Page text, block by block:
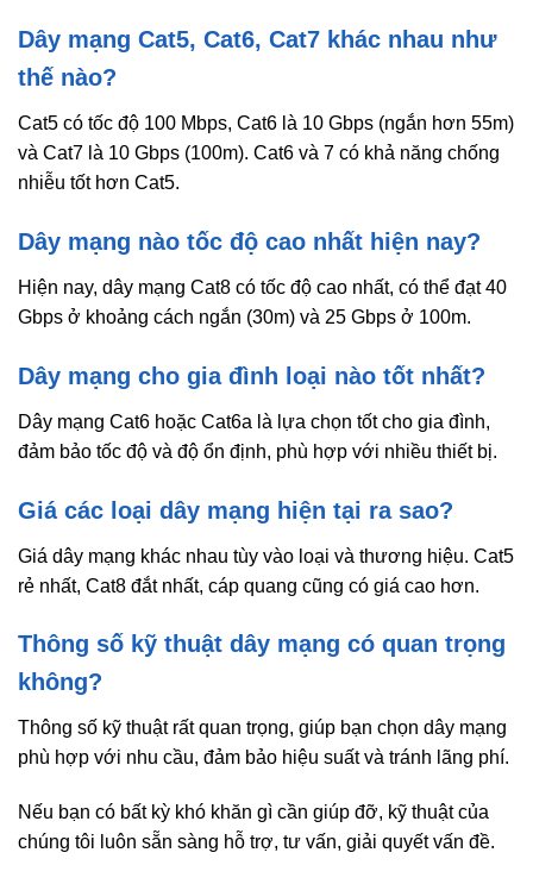
Dây mạng Cat5, Cat6, Cat7 khác nhau như
thế nào?
Cat5 có tốc độ 100 Mbps, Cat6 là 10 Gbps (ngắn hơn 55m)
và Cat7 là 10 Gbps (100m). Cat6 và 7 có khả năng chống
nhiễu tốt hơn Cat5.
Dây mạng nào tốc độ cao nhất hiện nay?
Hiện nay, dây mạng Cat8 có tốc độ cao nhất, có thể đạt 40
Gbps ở khoảng cách ngắn (30m) và 25 Gbps ở 100m.
Dây mạng cho gia đình loại nào tốt nhất?
Dây mạng Cat6 hoặc Cat6a là lựa chọn tốt cho gia đình,
đảm bảo tốc độ và độ ổn định, phù hợp với nhiều thiết bị.
Giá các loại dây mạng hiện tại ra sao?
Giá dây mạng khác nhau tùy vào loại và thương hiệu. Cat5
rẻ nhất, Cat8 đắt nhất, cáp quang cũng có giá cao hơn.
Thông số kỹ thuật dây mạng có quan trọng
không?
Thông số kỹ thuật rất quan trọng, giúp bạn chọn dây mạng
phù hợp với nhu cầu, đảm bảo hiệu suất và tránh lãng phí.
Nếu bạn có bất kỳ khó khăn gì cần giúp đỡ, kỹ thuật của
chúng tôi luôn sẵn sàng hỗ trợ, tư vấn, giải quyết vấn đề.